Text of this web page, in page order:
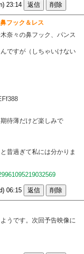
23:14
フック＆レス
奈々の鼻フック、パンス
ですが（しちゃいけない
待薄だけど楽しみで
昔過ぎて私には分かりま
06:15
うです。次回予告映像に